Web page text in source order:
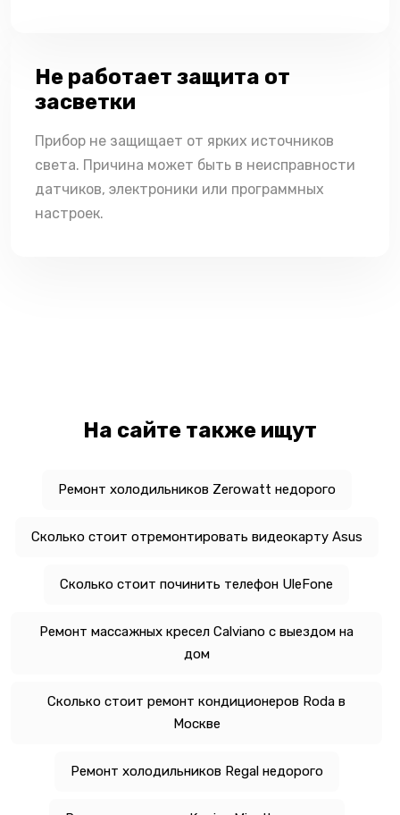
Не работает защита от
засветки
Прибор не защищает от ярких источников
света. Причина может быть в неисправности
датчиков, электроники или программных
настроек.
На сайте также ищут
Ремонт холодильников Zerowatt недорого
Сколько стоит отремонтировать видеокарту Asus
Сколько стоит починить телефон UleFone
Ремонт массажных кресел Calviano с выездом на
дом
Сколько стоит ремонт кондиционеров Roda в
Москве
Ремонт холодильников Regal недорого